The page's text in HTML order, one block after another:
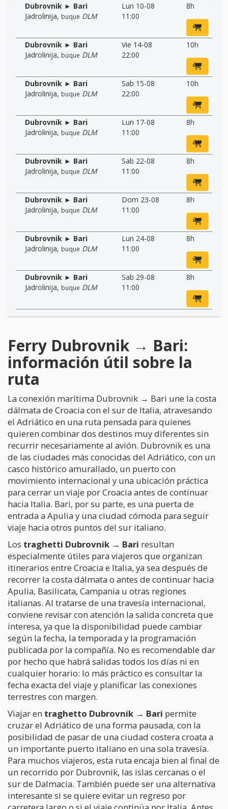
Dubrovnik ► Bari
Jadrolinija, buque DLM
Lun 10-08
11:00
8h
Dubrovnik ► Bari
Jadrolinija, buque DLM
Vie 14-08
22:00
10h
Dubrovnik ► Bari
Jadrolinija, buque DLM
Sab 15-08
22:00
10h
Dubrovnik ► Bari
Jadrolinija, buque DLM
Lun 17-08
11:00
8h
Dubrovnik ► Bari
Jadrolinija, buque DLM
Sab 22-08
11:00
8h
Dubrovnik ► Bari
Jadrolinija, buque DLM
Dom 23-08
11:00
8h
Dubrovnik ► Bari
Jadrolinija, buque DLM
Lun 24-08
11:00
8h
Dubrovnik ► Bari
Jadrolinija, buque DLM
Sab 29-08
11:00
8h
Ferry Dubrovnik → Bari:
información útil sobre la
ruta
La conexión marítima Dubrovnik → Bari une la costa
dálmata de Croacia con el sur de Italia, atravesando
el Adriático en una ruta pensada para quienes
quieren combinar dos destinos muy diferentes sin
recurrir necesariamente al avión. Dubrovnik es una
de las ciudades más conocidas del Adriático, con un
casco histórico amurallado, un puerto con
movimiento internacional y una ubicación práctica
para cerrar un viaje por Croacia antes de continuar
hacia Italia. Bari, por su parte, es una puerta de
entrada a Apulia y una ciudad cómoda para seguir
viaje hacia otros puntos del sur italiano.
Los traghetti Dubrovnik → Bari resultan
especialmente útiles para viajeros que organizan
itinerarios entre Croacia e Italia, ya sea después de
recorrer la costa dálmata o antes de continuar hacia
Apulia, Basilicata, Campania u otras regiones
italianas. Al tratarse de una travesía internacional,
conviene revisar con atención la salida concreta que
interesa, ya que la disponibilidad puede cambiar
según la fecha, la temporada y la programación
publicada por la compañía. No es recomendable dar
por hecho que habrá salidas todos los días ni en
cualquier horario: lo más práctico es consultar la
fecha exacta del viaje y planificar las conexiones
terrestres con margen.
Viajar en traghetto Dubrovnik → Bari permite
cruzar el Adriático de una forma pausada, con la
posibilidad de pasar de una ciudad costera croata a
un importante puerto italiano en una sola travesía.
Para muchos viajeros, esta ruta encaja bien al final de
un recorrido por Dubrovnik, las islas cercanas o el
sur de Dalmacia. También puede ser una alternativa
interesante si se quiere evitar un regreso por